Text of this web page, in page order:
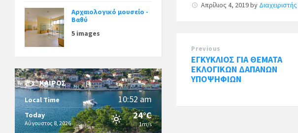
Απρίλιος 4, 2019by Διαχειριστής
Previous
ΕΓΚΥΚΛΙΟΣ ΓΙΑ ΘΕΜΑΤΑ
ΕΚΛΟΓΙΚΩΝ ΔΑΠΑΝΩΝ
ΥΠΟΨΗΦΙΩΝ
Αρχαιολογικό μουσείο -
Βαθύ
5 images
ΚΑΙΡΌΣ
Local Time 10:52 am
Today
Αύγουστος 8, 2026
24°C
1m/s